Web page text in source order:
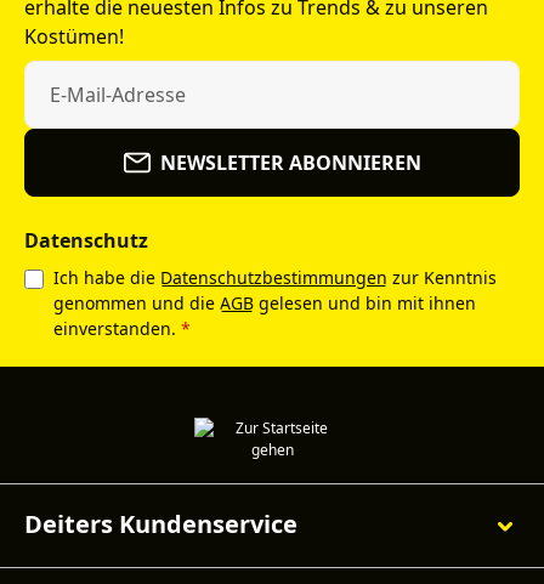
erhalte die neuesten Infos zu Trends & zu unseren
Kostümen!
NEWSLETTER ABONNIEREN
Datenschutz
Ich habe die Datenschutzbestimmungen zur Kenntnis
genommen und die AGB gelesen und bin mit ihnen
einverstanden. *
Deiters Kundenservice